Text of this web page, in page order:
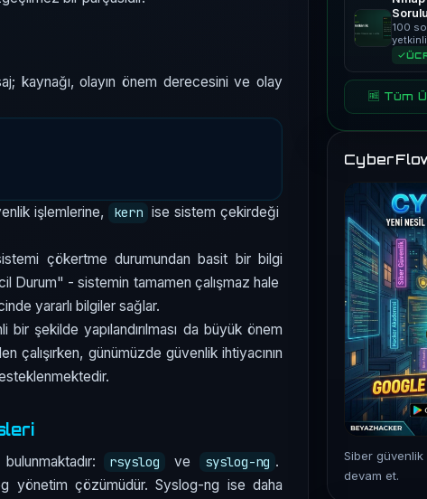
kaynağı, olayın önem derecesini ve olay
işlemlerine, kern ise sistem çekirdeği
çökertme durumundan basit bir bilgi
Durum" - sistemin tamamen çalışmaz hale
yararlı bilgiler sağlar.
bir şekilde yapılandırılması da büyük önem
çalışırken, günümüzde güvenlik ihtiyacının
rsyslog ve syslog-ng .
yönetim çözümüdür. Syslog-ng ise daha
100
🆓 Tüm
Siber güvenlik
devam et.